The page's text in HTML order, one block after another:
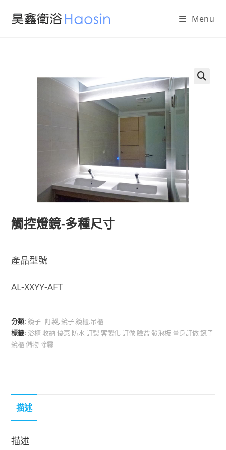
Menu
觸控燈鏡-多種尺寸
產品型號
AL-XXYY-AFT
分類:鏡子--訂製,鏡子.鏡櫃.吊櫃
標籤: 浴櫃 收納 優惠 防水 訂製 客製化 訂做 臉盆 發泡板 量身訂做 鏡子
鏡櫃 儲物 除霧
描述
描述